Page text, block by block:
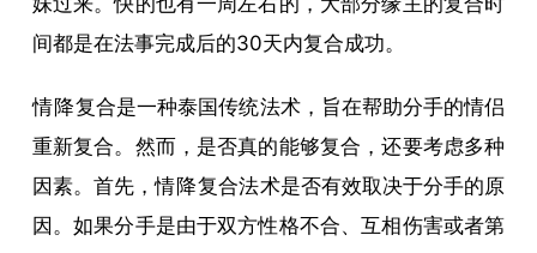
间都是在法事完成后的30天内复合成功。
情降复合是一种泰国传统法术，旨在帮助分手的情侣
重新复合。然而，是否真的能够复合，还要考虑多种
因素。首先，情降复合法术是否有效取决于分手的原
因。如果分手是由于双方性格不合、互相伤害或者第